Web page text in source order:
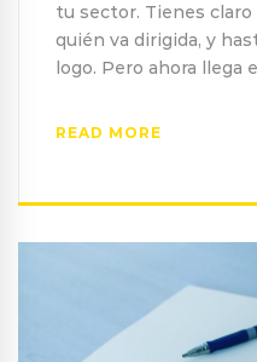
tu sector. Tienes
quién va dirigida, y
logo. Pero ahora llega
READ MORE